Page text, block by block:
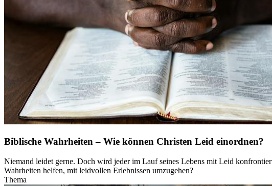
Biblische Wahrheiten – Wie können Christen Leid einordnen?
Niemand leidet gerne. Doch wird jeder im Lauf seines Lebens mit Leid
Wahrheiten helfen, mit leidvollen Erlebnissen umzugehen?
Thema